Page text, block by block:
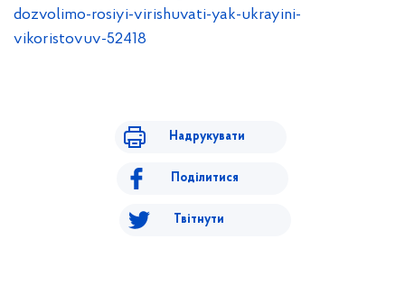
dozvolimo-rosiyi-virishuvati-yak-ukrayini-
vikoristovuv-52418
Надрукувати
Поділитися
Твітнути